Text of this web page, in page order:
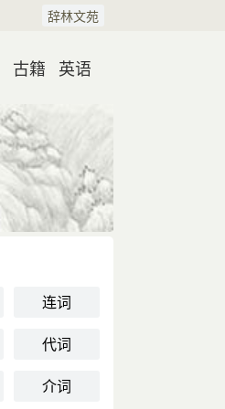
辞林文苑
古籍 英语
连词
代词
介词